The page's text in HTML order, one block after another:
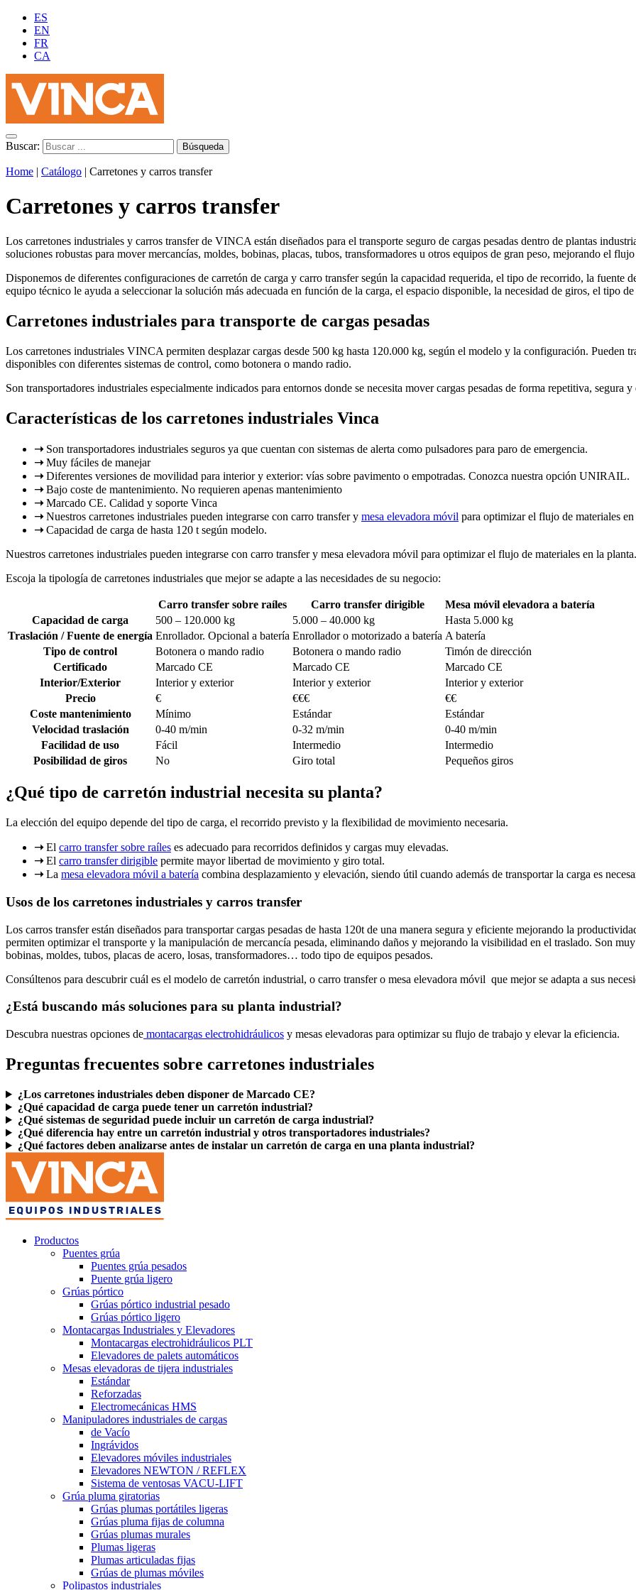
ES
EN
FR
CA
Buscar:
Home | Catálogo | Carretones y carros transfer
Carretones y carros transfer
Los carretones industriales y carros transfer de VINCA están diseñados para el transporte seguro de cargas pesadas dentro de plantas
soluciones robustas para mover mercancías, moldes, bobinas, placas, tubos, transformadores u otros equipos de gran peso, mejorando el
Disponemos de diferentes configuraciones de carretón de carga y carro transfer según la capacidad requerida, el tipo de recorrido, la fuente
equipo técnico le ayuda a seleccionar la solución más adecuada en función de la carga, el espacio disponible, la necesidad de giros, el tipo
Carretones industriales para transporte de cargas pesadas
Los carretones industriales VINCA permiten desplazar cargas desde 500 kg hasta 120.000 kg, según el modelo y la configuración. Pueden
disponibles con diferentes sistemas de control, como botonera o mando radio.
Son transportadores industriales especialmente indicados para entornos donde se necesita mover cargas pesadas de forma repetitiva, segura y
Características de los carretones industriales Vinca
➝ Son transportadores industriales seguros ya que cuentan con sistemas de alerta como pulsadores para paro de emergencia.
➝Muy fáciles de manejar
➝Diferentes versiones de movilidad para interior y exterior: vías sobre pavimento o empotradas. Conozca nuestra opción UNIRAIL.
➝Bajo coste de mantenimiento. No requieren apenas mantenimiento
➝Marcado CE. Calidad y soporte Vinca
➝Nuestros carretones industriales pueden integrarse con carro transfer y mesa elevadora móvil para optimizar el flujo de materiales en
➝Capacidad de carga de hasta 120 t según modelo.
Nuestros carretones industriales pueden integrarse con carro transfer y mesa elevadora móvil para optimizar el flujo de materiales en la planta.
Escoja la tipología de carretones industriales que mejor se adapte a las necesidades de su negocio:
Carro transfer sobre raíles Carro transfer dirigible
Mesa móvil elevadora a batería
Capacidad de carga
500 – 120.000 kg 5.000 – 40.000 kg
Hasta 5.000 kg
Traslación / Fuente de energía Enrollador. Opcional a batería Enrollador o motorizado a batería A batería
Tipo de control
Botonera o mando radio Botonera o mando radio
Timón de dirección
Certificado
Marcado CE Marcado CE
Marcado CE
Interior/Exterior
Interior y exterior Interior y exterior
Interior y exterior
Precio
€ €€€
€€
Coste mantenimiento
Mínimo Estándar
Estándar
Velocidad traslación
0-40 m/min 0-32 m/min
0-40 m/min
Facilidad de uso
Fácil Intermedio
Intermedio
Posibilidad de giros
No Giro total Pequeños giros
¿Qué tipo de carretón industrial necesita su planta?
La elección del equipo depende del tipo de carga, el recorrido previsto y la flexibilidad de movimiento necesaria.
➝El carro transfer sobre raíles es adecuado para recorridos definidos y cargas muy elevadas.
➝El carro transfer dirigible permite mayor libertad de movimiento y giro total.
➝La mesa elevadora móvil a batería combina desplazamiento y elevación, siendo útil cuando además de transportar la carga es
Usos de los carretones industriales y carros transfer
Los carros transfer están diseñados para transportar cargas pesadas de hasta 120t de una manera segura y eficiente mejorando la
permiten optimizar el transporte y la manipulación de mercancía pesada, eliminando daños y mejorando la visibilidad en el traslado. Son
bobinas, moldes, tubos, placas de acero, losas, transformadores… todo tipo de equipos pesados.
Consúltenos para descubrir cuál es el modelo de carretón industrial, o carro transfer o mesa elevadora móvil que mejor se adapta a sus
¿Está buscando más soluciones para su planta industrial?
Descubra nuestras opciones de montacargas electrohidráulicos y mesas elevadoras para optimizar su flujo de trabajo y elevar la eficiencia.
Preguntas frecuentes sobre carretones industriales
¿Los carretones industriales deben disponer de Marcado CE?
¿Qué capacidad de carga puede tener un carretón industrial?
¿Qué sistemas de seguridad puede incluir un carretón de carga industrial?
¿Qué diferencia hay entre un carretón industrial y otros transportadores industriales?
¿Qué factores deben analizarse antes de instalar un carretón de carga en una planta industrial?
Productos
Puentes grúa
Puentes grúa pesados
Puente grúa ligero
Grúas pórtico
Grúas pórtico industrial pesado
Grúas pórtico ligero
Montacargas Industriales y Elevadores
Montacargas electrohidráulicos PLT
Elevadores de palets automáticos
Mesas elevadoras de tijera industriales
Estándar
Reforzadas
Electromecánicas HMS
Manipuladores industriales de cargas
de Vacío
Ingrávidos
Elevadores móviles industriales
Elevadores NEWTON / REFLEX
Sistema de ventosas VACU-LIFT
Grúa pluma giratorias
Grúas plumas portátiles ligeras
Grúas pluma fijas de columna
Grúas plumas murales
Plumas ligeras
Plumas articuladas fijas
Grúas de plumas móviles
Polipastos industriales